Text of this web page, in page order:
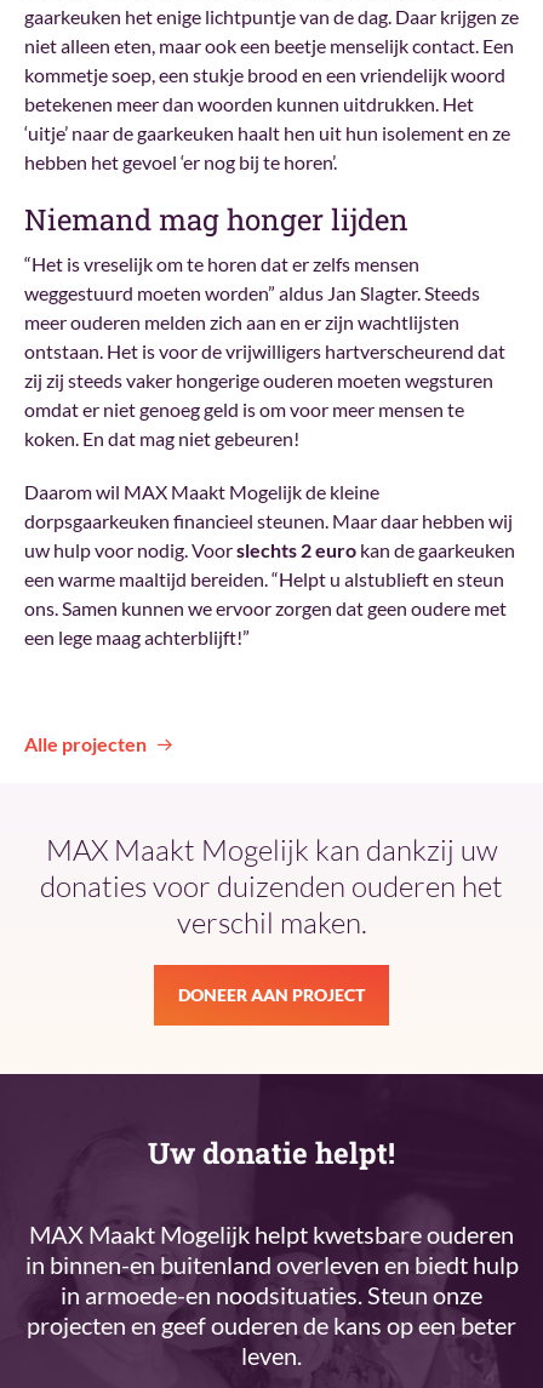
gaarkeuken het enige lichtpuntje van de dag. Daar krijgen ze
niet alleen eten, maar ook een beetje menselijk contact. Een
kommetje soep, een stukje brood en een vriendelijk woord
betekenen meer dan woorden kunnen uitdrukken. Het
‘uitje’ naar de gaarkeuken haalt hen uit hun isolement en ze
hebben het gevoel ‘er nog bij te horen’.
Niemand mag honger lijden
“Het is vreselijk om te horen dat er zelfs mensen
weggestuurd moeten worden” aldus Jan Slagter. Steeds
meer ouderen melden zich aan en er zijn wachtlijsten
ontstaan. Het is voor de vrijwilligers hartverscheurend dat
zij zij steeds vaker hongerige ouderen moeten wegsturen
omdat er niet genoeg geld is om voor meer mensen te
koken. En dat mag niet gebeuren!
Daarom wil MAX Maakt Mogelijk de kleine
dorpsgaarkeuken financieel steunen. Maar daar hebben wij
uw hulp voor nodig. Voorslechts 2 euro kan de gaarkeuken
een warme maaltijd bereiden. “Helpt u alstublieft en steun
ons. Samen kunnen we ervoor zorgen dat geen oudere met
een lege maag achterblijft!”
Alle projecten
MAX Maakt Mogelijk kan dankzij uw
donaties voor duizenden ouderen het
verschil maken.
DONEER AAN PROJECT
Uw donatie helpt!
MAX Maakt Mogelijk helpt kwetsbare ouderen
in binnen-en buitenland overleven en biedt hulp
in armoede-en noodsituaties. Steun onze
projecten en geef ouderen de kans op een beter
leven.